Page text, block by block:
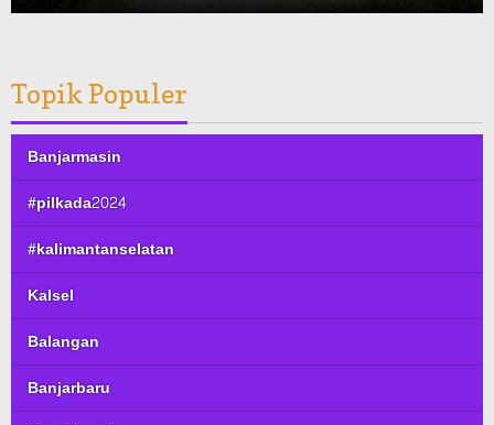
Topik Populer
Banjarmasin
#pilkada2024
#kalimantanselatan
Kalsel
Balangan
Banjarbaru